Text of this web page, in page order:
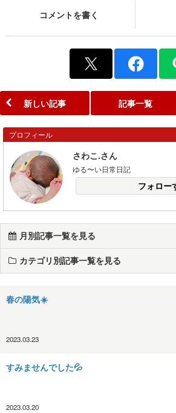
コメントを書く
新しい記事 記事一覧
プロフィール
さわこ.さん
ゆる〜い日常日記
フォロー
月別記事一覧を見る
カテゴリ別記事一覧を見る
春の陽気☀️
2023.03.23
すみませんでした💦
2023.03.20